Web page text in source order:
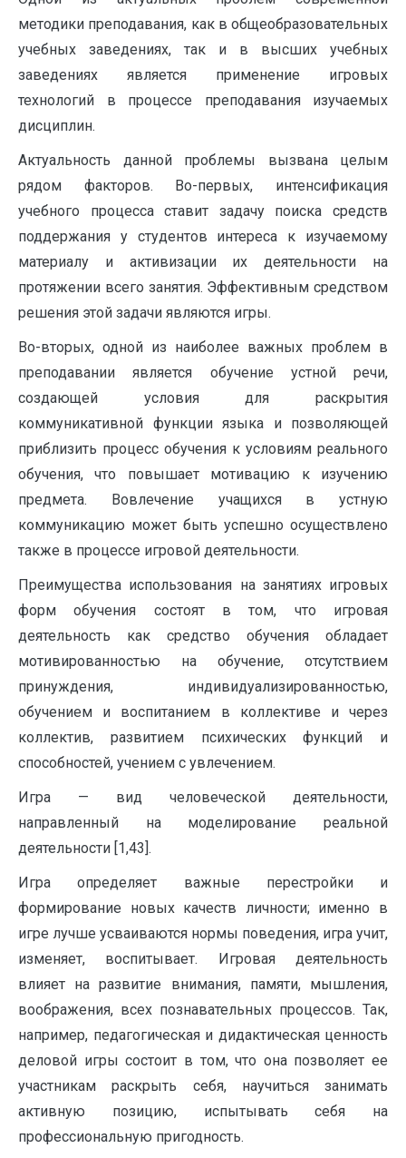
методики преподавания, как в общеобразовательных
учебных заведениях, так и в высших учебных
заведениях является применение игровых
технологий в процессе преподавания изучаемых
дисциплин.
Актуальность данной проблемы вызвана целым
рядом факторов. Во-первых, интенсификация
учебного процесса ставит задачу поиска средств
поддержания у студентов интереса к изучаемому
материалу и активизации их деятельности на
протяжении всего занятия. Эффективным средством
решения этой задачи являются игры.
Во-вторых, одной из наиболее важных проблем в
преподавании является обучение устной речи,
создающей условия для раскрытия
коммуникативной функции языка и позволяющей
приблизить процесс обучения к условиям реального
обучения, что повышает мотивацию к изучению
предмета. Вовлечение учащихся в устную
коммуникацию может быть успешно осуществлено
также в процессе игровой деятельности.
Преимущества использования на занятиях игровых
форм обучения состоят в том, что игровая
деятельность как средство обучения обладает
мотивированностью на обучение, отсутствием
принуждения, индивидуализированностью,
обучением и воспитанием в коллективе и через
коллектив, развитием психических функций и
способностей, учением с увлечением.
Игра — вид человеческой деятельности,
направленный на моделирование реальной
деятельности [1,43].
Игра определяет важные перестройки и
формирование новых качеств личности; именно в
игре лучше усваиваются нормы поведения, игра учит,
изменяет, воспитывает. Игровая деятельность
влияет на развитие внимания, памяти, мышления,
воображения, всех познавательных процессов. Так,
например, педагогическая и дидактическая ценность
деловой игры состоит в том, что она позволяет ее
участникам раскрыть себя, научиться занимать
активную позицию, испытывать себя на
профессиональную пригодность.